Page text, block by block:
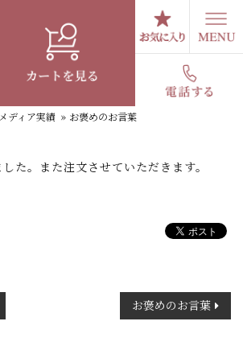
お褒めのお言葉
ディア実績 » お褒めのお言葉
た。また注文させていただきます。
お褒めのお言葉